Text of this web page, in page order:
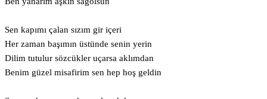
Sen kapımı çalan sızım gir içeri
Her zaman başımın üstünde senin yerin
Dilim tutulur sözcükler uçarsa aklımdan
Benim güzel misafirim sen hep hoş geldin